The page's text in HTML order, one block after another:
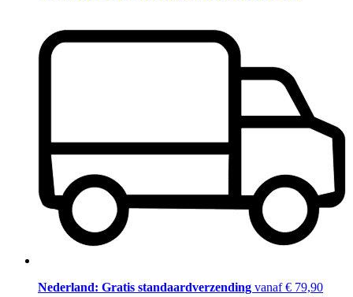
Nederland: Gratis standaardverzending vanaf € 79,90